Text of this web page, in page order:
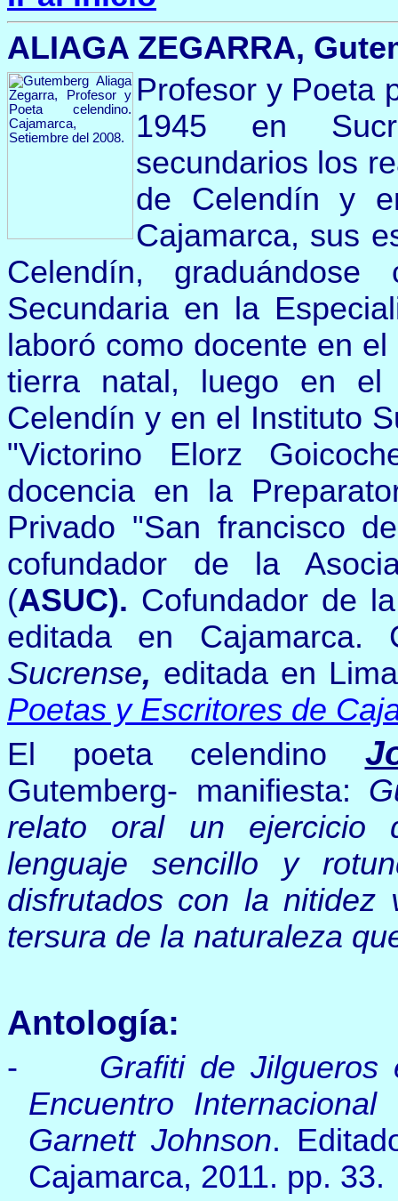
ALIAGA ZEGARRA,
Profesor y Poeta
1945 en
secundarios los
de Celendín y
Cajamarca, sus
Celendín,
Secundaria en la
laboró como docente en
tierra natal, luego en
Celendín y en el Instituto
"Victorino Elorz
docencia en la
Privado "San francisco
cofundador de la
(ASUC). Cofundador de
editada en Cajamarca.
Sucrense, editada en
Poetas y Escritores de
El poeta celendino
Gutemberg- manifiesta:
relato oral un ejercicio
lenguaje sencillo y
disfrutados con la
tersura de la naturaleza
Antología:
-
Grafiti de
Encuentro
Garnett Johnson.
Cajamarca, 2011. pp. 33.